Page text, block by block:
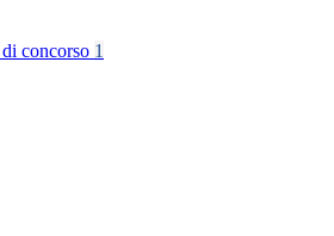
concorso 1